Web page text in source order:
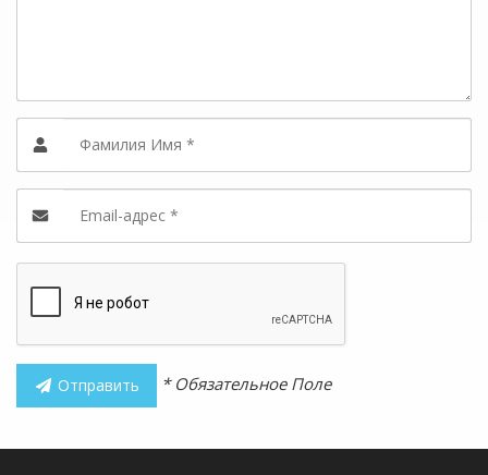
Отправить * Обязательное Поле